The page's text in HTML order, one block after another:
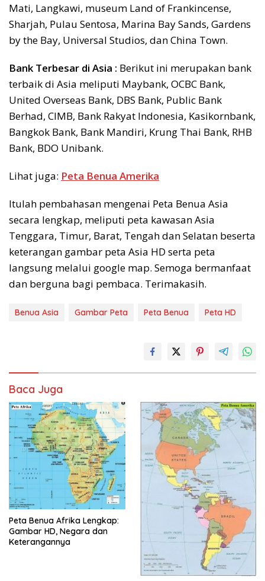
Mati, Langkawi, museum Land of Frankincense,
Sharjah, Pulau Sentosa, Marina Bay Sands, Gardens
by the Bay, Universal Studios, dan China Town.
Bank Terbesar di Asia : Berikut ini merupakan bank
terbaik di Asia meliputi Maybank, OCBC Bank,
United Overseas Bank, DBS Bank, Public Bank
Berhad, CIMB, Bank Rakyat Indonesia, Kasikornbank,
Bangkok Bank, Bank Mandiri, Krung Thai Bank, RHB
Bank, BDO Unibank.
Lihat juga: Peta Benua Amerika
Itulah pembahasan mengenai Peta Benua Asia
secara lengkap, meliputi peta kawasan Asia
Tenggara, Timur, Barat, Tengah dan Selatan beserta
keterangan gambar peta Asia HD serta peta
langsung melalui google map. Semoga bermanfaat
dan berguna bagi pembaca. Terimakasih.
Benua Asia Gambar Peta Peta Benua Peta HD
Baca Juga
Peta Benua Afrika Lengkap:
Gambar HD, Negara dan
Keterangannya